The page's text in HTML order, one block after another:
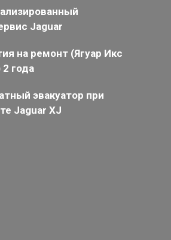
Jaguar
на ремонт (Ягуар Икс
года
эвакуатор при
Jaguar XJ